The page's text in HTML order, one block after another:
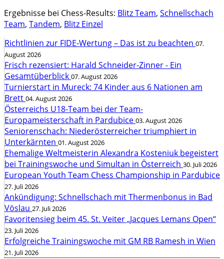
Ergebnisse bei Chess-Results: Blitz Team, Schnellschach
Team, Tandem, Blitz Einzel
Richtlinien zur FIDE-Wertung – Das ist zu beachten 07.
August 2026
Frisch rezensiert: Harald Schneider-Zinner - Ein
Gesamtüberblick 07. August 2026
Turnierstart in Mureck: 74 Kinder aus 6 Nationen am
Brett 04. August 2026
Österreichs U18-Team bei der Team-
Europameisterschaft in Pardubice 03. August 2026
Seniorenschach: Niederösterreicher triumphiert in
Unterkärnten 01. August 2026
Ehemalige Weltmeisterin Alexandra Kosteniuk begeistert
bei Trainingswoche und Simultan in Österreich 30. Juli 2026
European Youth Team Chess Championship in Pardubice
27. Juli 2026
Ankündigung: Schnellschach mit Thermenbonus in Bad
Vöslau 27. Juli 2026
Favoritensieg beim 45. St. Veiter „Jacques Lemans Open“
23. Juli 2026
Erfolgreiche Trainingswoche mit GM RB Ramesh in Wien
21. Juli 2026